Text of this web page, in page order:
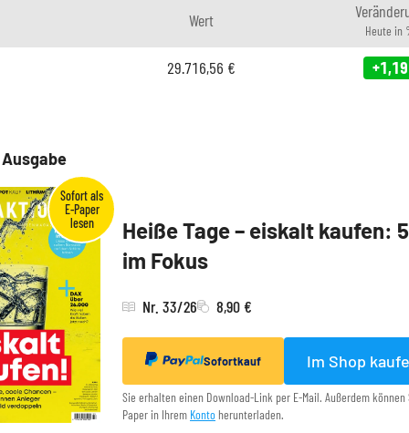
Wert
Heute in
29.716,56 € +1,19
Heiße Tage – eiskalt kaufen:
im Fokus
Nr. 33/26 8,90 €
Sofortkauf Im Shop
Sie erhalten einen Download-Link per E-Mail. Außerdem
Paper in Ihrem Konto herunterladen.